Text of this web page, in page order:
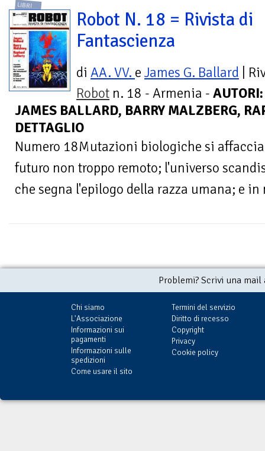
LIBRI
Robot N. 18 = Rivista di
Fantascienza
di AA. VV. e James G. Ballard |
Robot n. 18 - Armenia - AUTORI:
JAMES BALLARD, BARRY MALZBERG,
DETTAGLIO
Numero 18Mutazioni biologiche si
futuro non troppo remoto; l'universo
che segna l'epilogo della razza umana; e
Problemi? Scrivi una
Chi siamo
L'Associazione
Informazioni sui
pagamenti
Informazioni sulle
spedizioni
Come usare il sito
Termini del servizio
Diritto di recesso
Copyright
Privacy
Cookie policy